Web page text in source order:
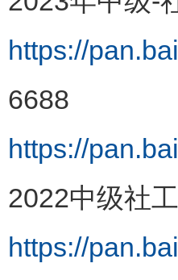
https://
6688
https://
2022中级社
https://